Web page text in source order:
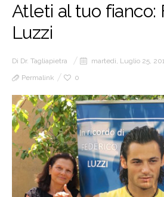
Atleti al tuo fianco:
Luzzi
Di Dr. Tagliapietra martedì, Luglio 25,
Permalink
0